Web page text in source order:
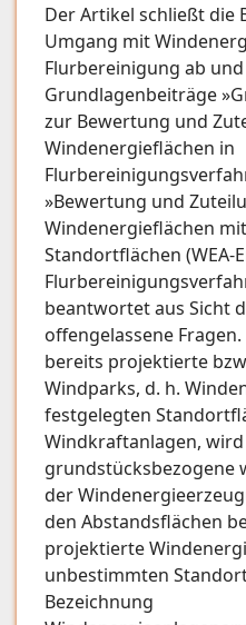
Der Artikel schließt die
Umgang mit
Flurbereinigung ab
Grundlagenbeiträge
zur Bewertung und
Windenergieflächen in
»Bewertung und
Windenergieflächen
Standortflächen (WEA-
beantwortet aus Sicht
offengelassene
bereits projektierte
Windparks, d. h.
festgelegten
Windkraftanlagen,
grundstücksbezogene
der
den Abstandsflächen
projektierte
unbestimmten
Bezeichnung